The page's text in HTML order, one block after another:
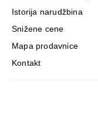
Istorija narudžbina
Snižene cene
Mapa prodavnice
Kontakt